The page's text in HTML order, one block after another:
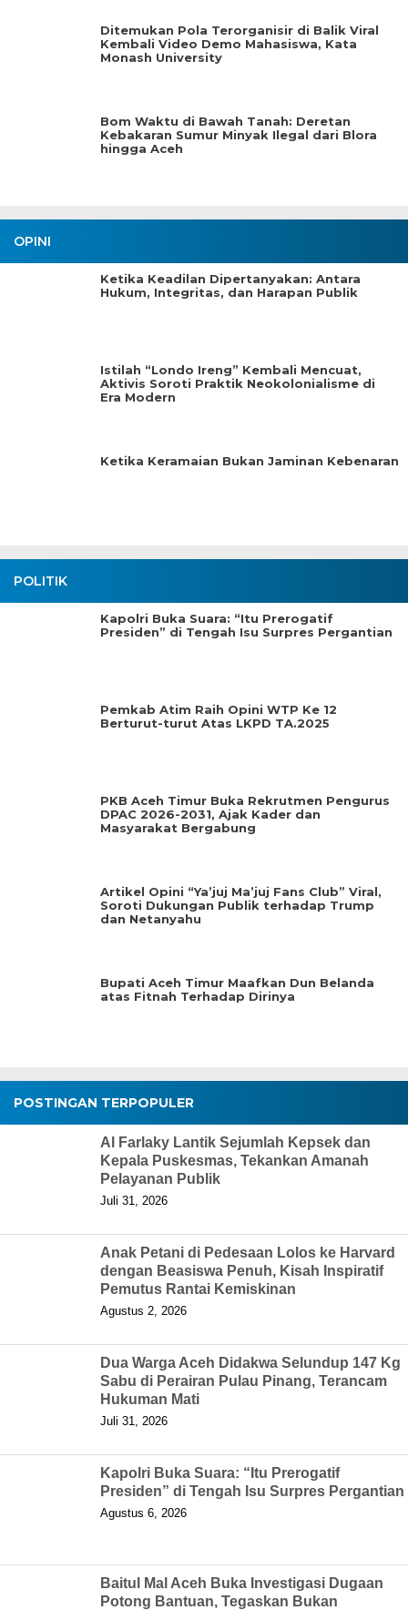
Ditemukan Pola Terorganisir di Balik Viral
Kembali Video Demo Mahasiswa, Kata
Monash University
Bom Waktu di Bawah Tanah: Deretan
Kebakaran Sumur Minyak Ilegal dari Blora
hingga Aceh
OPINI
Ketika Keadilan Dipertanyakan: Antara
Hukum, Integritas, dan Harapan Publik
Istilah “Londo Ireng” Kembali Mencuat,
Aktivis Soroti Praktik Neokolonialisme di
Era Modern
Ketika Keramaian Bukan Jaminan Kebenaran
POLITIK
Kapolri Buka Suara: “Itu Prerogatif
Presiden” di Tengah Isu Surpres Pergantian
Pemkab Atim Raih Opini WTP Ke 12
Berturut-turut Atas LKPD TA.2025
PKB Aceh Timur Buka Rekrutmen Pengurus
DPAC 2026-2031, Ajak Kader dan
Masyarakat Bergabung
Artikel Opini “Ya’juj Ma’juj Fans Club” Viral,
Soroti Dukungan Publik terhadap Trump
dan Netanyahu
Bupati Aceh Timur Maafkan Dun Belanda
atas Fitnah Terhadap Dirinya
POSTINGAN TERPOPULER
Al Farlaky Lantik Sejumlah Kepsek dan
Kepala Puskesmas, Tekankan Amanah
Pelayanan Publik
Juli 31, 2026
Anak Petani di Pedesaan Lolos ke Harvard
dengan Beasiswa Penuh, Kisah Inspiratif
Pemutus Rantai Kemiskinan
Agustus 2, 2026
Dua Warga Aceh Didakwa Selundup 147 Kg
Sabu di Perairan Pulau Pinang, Terancam
Hukuman Mati
Juli 31, 2026
Kapolri Buka Suara: “Itu Prerogatif
Presiden” di Tengah Isu Surpres Pergantian
Agustus 6, 2026
Baitul Mal Aceh Buka Investigasi Dugaan
Potong Bantuan, Tegaskan Bukan